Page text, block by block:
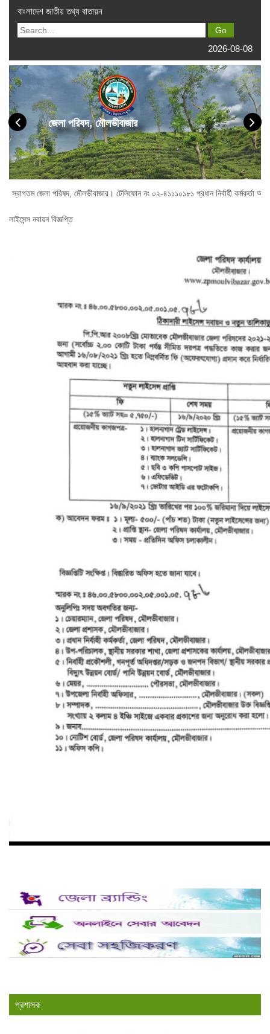
বাংলাদেশ জাতীয় তথ্য বাতায়ন
2026-08-08
জেলা পরিষদ, মৌলভীবাজার
পরিষদ, মৌলভীবাজার। টেলিফোন নং ০২-৪১১১০১৮১ প্রধান নির্বাহী কর্মকর্তা অফিস : ০২-
লাইসেন্স নবায়ন বিজ্ঞপ্তি
প্রশাসক